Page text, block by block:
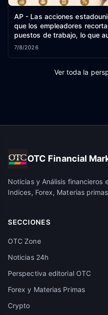
AP - Las acciones
que los empleadores
puestos de trabajo, lo que
que las subidas de tipos de
7/8/2026
Ver toda la
OTC Financial
Noticias y Análisis financieros
Indices, Forex, Materias
SECCIONES
OTC Zone
Noticias 24h
Perspectiva editorial OTC
Forex y Materias Primas
Crypto